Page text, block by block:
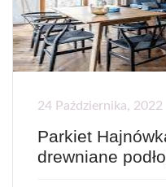
24 Października, 2022
Parkiet
drewniane